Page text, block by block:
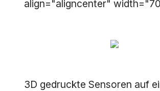
align="aligncenter"
3D gedruckte Sensoren auf